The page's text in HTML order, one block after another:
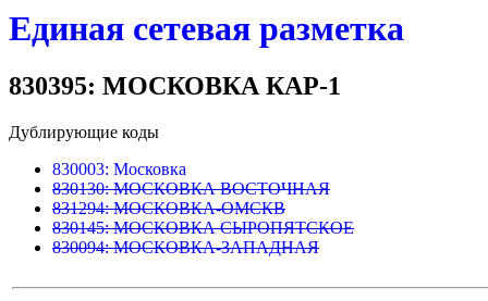
Единая сетевая разметка
830395: МОСКОВКА КАР-1
Дублирующие коды
830003: Московка
830130: МОСКОВКА ВОСТОЧНАЯ
831294: МОСКОВКА-ОМСКВ
830145: МОСКОВКА СЫРОПЯТСКОЕ
830094: МОСКОВКА-ЗАПАДНАЯ